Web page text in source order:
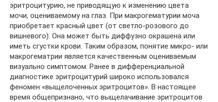
эритроцитурию, не приводящую к изменению цвета
мочи, оцениваемому на глаз. При макрогематурии моча
приобретает красный цвет (от светло-розового до
вишневого). Она может быть диффузно окрашена или
иметь сгустки крови. Таким образом, понятие микро- или
макрогематрии является качественным оцениваемым
визуально симптомом. Ранее в дифференциальной
диагностике эритроцитурий широко использовался
феномен «выщелоченных эритроцитов». В настоящее
время общепризнано, что выщелачивание эритроцитов